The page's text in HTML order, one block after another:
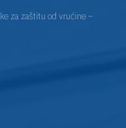
za zaštitu od vrućine –